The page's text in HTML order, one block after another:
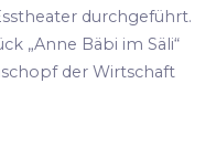
durchgeführt.
„Anne Bäbi im Säli“
der Wirtschaft